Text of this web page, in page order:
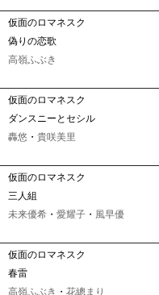
仮面のロマネスク
偽りの恋歌
高嶺ふぶき
仮面のロマネスク
ダンスニーとセシル
轟悠 ・ 貴咲美里
仮面のロマネスク
三人組
未来優希 ・ 愛耀子 ・ 風早優
仮面のロマネスク
春雷
高嶺ふぶき ・ 花總まり